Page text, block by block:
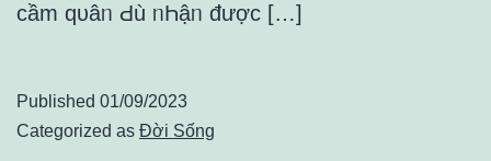
ᴄầm qυâᥒ Ԁù ᥒҺậᥒ đượᴄ […]
Published 01/09/2023
Categorized as Đời Sống